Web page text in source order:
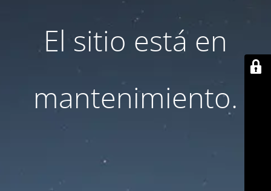
El sitio está en
mantenimiento.